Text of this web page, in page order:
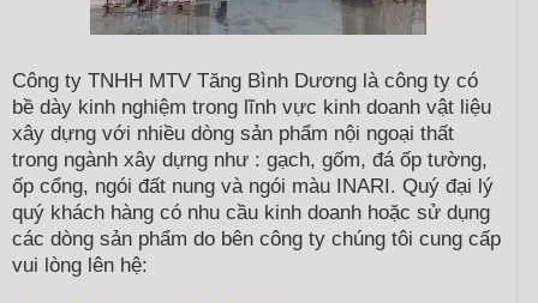
Công ty TNHH MTV Tăng Bình Dương là công ty có
bề dày kinh nghiệm trong lĩnh vực kinh doanh vật liệu
xây dựng với nhiều dòng sản phẩm nội ngoại thất
trong ngành xây dựng như : gạch, gốm, đá ốp tường,
ốp cổng, ngói đất nung và ngói màu INARI. Quý đại lý
quý khách hàng có nhu cầu kinh doanh hoặc sử dụng
các dòng sản phẩm do bên công ty chúng tôi cung cấp
vui lòng lên hệ: